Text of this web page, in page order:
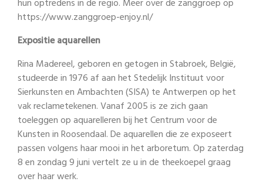
hun optredens in de regio. Meer over de zanggroep op
https://www.zanggroep-enjoy.nl/
Expositie aquarellen
Rina Madereel, geboren en getogen in Stabroek, België,
studeerde in 1976 af aan het Stedelijk Instituut voor
Sierkunsten en Ambachten (SISA) te Antwerpen op het
vak reclametekenen. Vanaf 2005 is ze zich gaan
toeleggen op aquarelleren bij het Centrum voor de
Kunsten in Roosendaal. De aquarellen die ze exposeert
passen volgens haarmooi in het arboretum. Op zaterdag
8 en zondag 9 juni vertelt ze u in de theekoepel graag
over haar werk.